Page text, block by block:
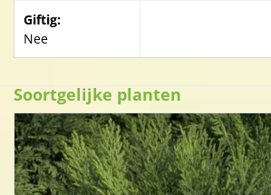
Giftig:
Nee
Soortgelijke planten